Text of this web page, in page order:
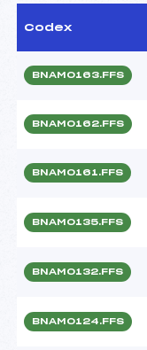
Codex
BNAM0163.FFS
BNAM0162.FFS
BNAM0161.FFS
BNAM0135.FFS
BNAM0132.FFS
BNAM0124.FFS